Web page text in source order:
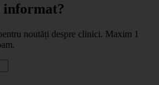
informat?
noutăți despre clinici. Maxim 1